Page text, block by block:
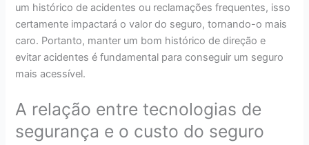
um histórico de acidentes ou reclamações frequentes, isso
certamente impactará o valor do seguro, tornando-o mais
caro. Portanto, manter um bom histórico de direção e
evitar acidentes é fundamental para conseguir um seguro
mais acessível.
A relação entre tecnologias de
segurança e o custo do seguro